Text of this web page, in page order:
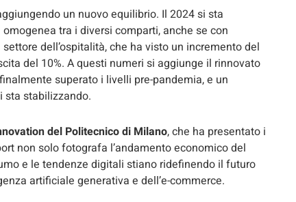
un nuovo equilibrio. Il 2024 si sta
tra i diversi comparti, anche se con
dell’ospitalità, che ha visto un incremento del
del 10%. A questi numeri si aggiunge il rinnovato
superato i livelli pre-pandemia, e un
sta stabilizzando.
del Politecnico di Milano, che ha presentato i
non solo fotografa l’andamento economico del
e le tendenze digitali stiano ridefinendo il futuro
artificiale generativa e dell’e-commerce.